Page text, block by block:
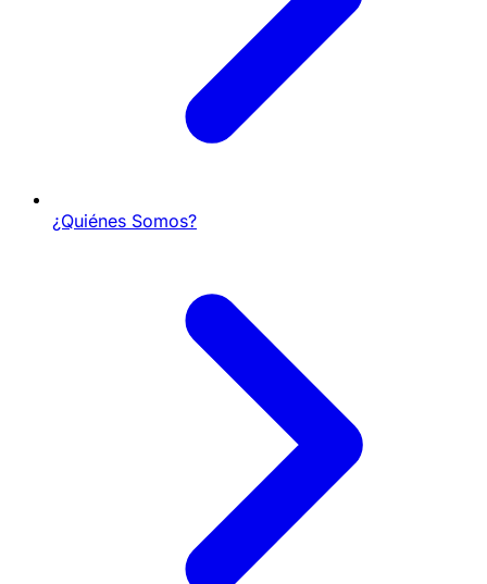
¿Quiénes Somos?